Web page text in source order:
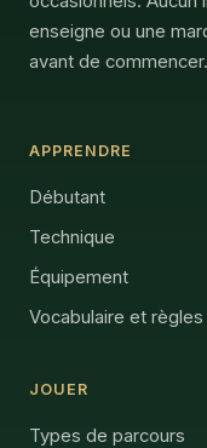
enseigne ou une
avant de commencer.
APPRENDRE
Débutant
Technique
Équipement
Vocabulaire et règles
JOUER
Types de parcours